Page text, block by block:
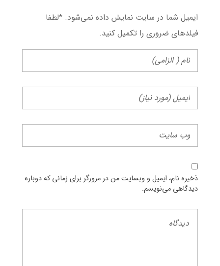
ایمیل شما در سایت نمایش داده نمی‌شود. *لطفا
فیلد‌های ضروری را تکمیل کنید.
ذخیره نام، ایمیل و وبسایت من در مرورگر برای زمانی که دوباره
دیدگاهی می‌نویسم.